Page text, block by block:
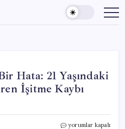
Hata: 21 Yaşındaki
İşitme Kaybı
Banyoda
yorumlar kapalı